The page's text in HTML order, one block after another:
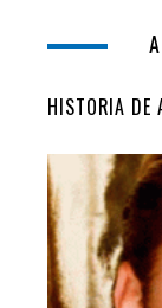
HISTORIA DE